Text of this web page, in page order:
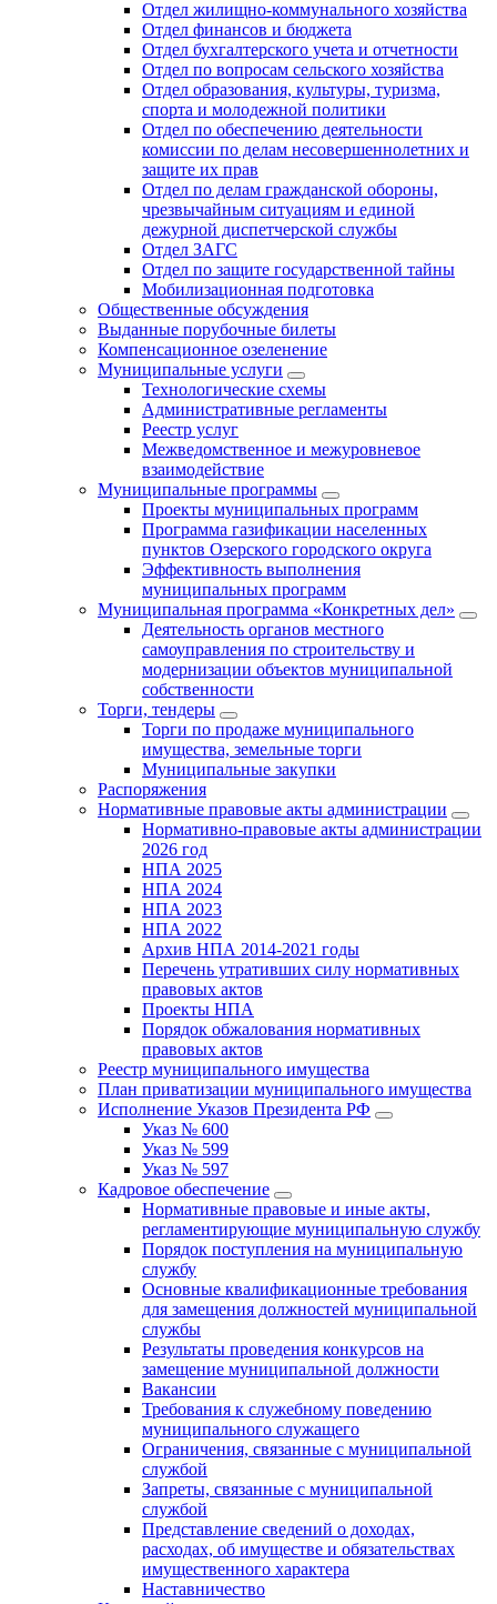
Отдел жилищно-коммунального хозяйства
Отдел финансов и бюджета
Отдел бухгалтерского учета и отчетности
Отдел по вопросам сельского хозяйства
Отдел образования, культуры, туризма,
спорта и молодежной политики
Отдел по обеспечению деятельности
комиссии по делам несовершеннолетних и
защите их прав
Отдел по делам гражданской обороны,
чрезвычайным ситуациям и единой
дежурной диспетчерской службы
Отдел ЗАГС
Отдел по защите государственной тайны
Мобилизационная подготовка
Общественные обсуждения
Выданные порубочные билеты
Компенсационное озеленение
Муниципальные услуги
Технологические схемы
Административные регламенты
Реестр услуг
Межведомственное и межуровневое
взаимодействие
Муниципальные программы
Проекты муниципальных программ
Программа газификации населенных
пунктов Озерского городского округа
Эффективность выполнения
муниципальных программ
Муниципальная программа «Конкретных дел»
Деятельность органов местного
самоуправления по строительству и
модернизации объектов муниципальной
собственности
Торги, тендеры
Торги по продаже муниципального
имущества, земельные торги
Муниципальные закупки
Распоряжения
Нормативные правовые акты администрации
Нормативно-правовые акты администрации
2026 год
НПА 2025
НПА 2024
НПА 2023
НПА 2022
Архив НПА 2014-2021 годы
Перечень утративших силу нормативных
правовых актов
Проекты НПА
Порядок обжалования нормативных
правовых актов
Реестр муниципального имущества
План приватизации муниципального имущества
Исполнение Указов Президента РФ
Указ № 600
Указ № 599
Указ № 597
Кадровое обеспечение
Нормативные правовые и иные акты,
регламентирующие муниципальную службу
Порядок поступления на муниципальную
службу
Основные квалификационные требования
для замещения должностей муниципальной
службы
Результаты проведения конкурсов на
замещение муниципальной должности
Вакансии
Требования к служебному поведению
муниципального служащего
Ограничения, связанные с муниципальной
службой
Запреты, связанные с муниципальной
службой
Представление сведений о доходах,
расходах, об имуществе и обязательствах
имущественного характера
Наставничество